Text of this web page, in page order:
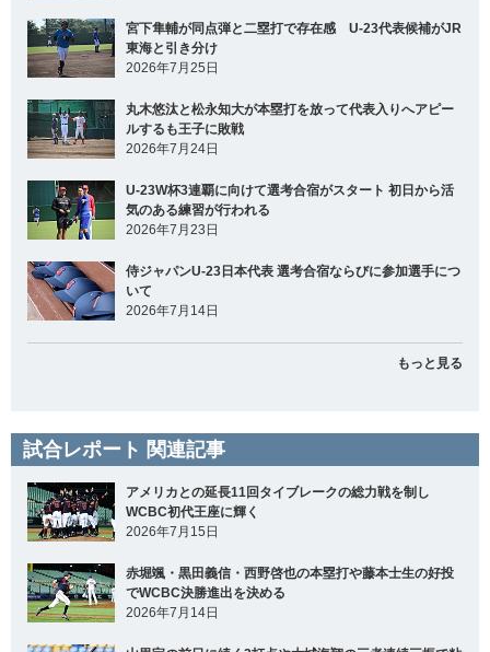
宮下隼輔が同点弾と二塁打で存在感 U-23代表候補がJR
東海と引き分け
2026年7月25日
丸木悠汰と松永知大が本塁打を放って代表入りへアピー
ルするも王子に敗戦
2026年7月24日
U-23W杯3連覇に向けて選考合宿がスタート 初日から活
気のある練習が行われる
2026年7月23日
侍ジャパンU-23日本代表 選考合宿ならびに参加選手につ
いて
2026年7月14日
もっと見る
試合レポート 関連記事
アメリカとの延長11回タイブレークの総力戦を制し
WCBC初代王座に輝く
2026年7月15日
赤堀颯・黒田義信・西野啓也の本塁打や藤本士生の好投
でWCBC決勝進出を決める
2026年7月14日